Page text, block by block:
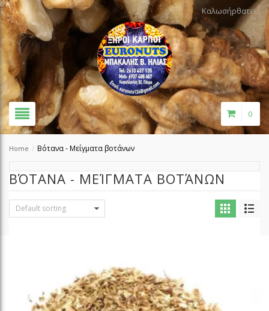
Καλωσήρθατε!
0
Home / Βότανα - Μείγματα βοτάνων
ΒΌΤΑΝΑ - ΜΕΊΓΜΑΤΑ ΒΟΤΆΝΩΝ